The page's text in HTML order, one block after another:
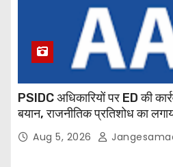
PSIDC अधिकारियों पर ED की
बयान, राजनीतिक प्रतिशोध का
Aug 5, 2026